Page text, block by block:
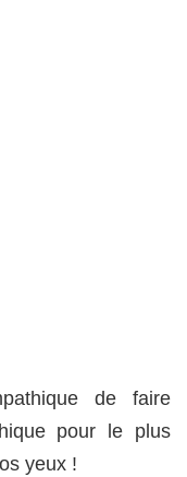
de faire
pour le plus
yeux !